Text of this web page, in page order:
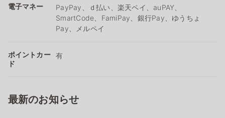
電子マネー
PayPay、ｄ払い、楽天ペイ、auPAY、
SmartCode、FamiPay、銀行Pay、ゆうちょ
Pay、メルペイ
ポイントカー
ド
有
最新のお知らせ